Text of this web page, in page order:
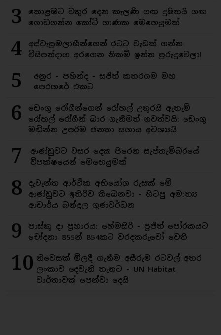
3
කොළඹට වතුර දෙන කැලණි ගඟ දුෂිතයි ගඟ
ගොඩගන්න කෝටි ගාණක මෙහෙයුමක්
4
අස්වැසුමලාභීන්ගෙන් රටට වැඩක් ගන්න
විසිපන්දාහ අරගෙන නිකම් ඉන්න පුරුදුවෙලා!
5
අනුර - පහින්ද - සජිත් කතරගම මහ
පෙරහරේ එකට
6
ඩෙංගු රෝගීන්ගෙන් රෝහල් උතුරයි ඇතැම්
රෝහල් රෝගීන් බාර ගැනීමත් නවත්වයි: ඩෙංගු
මඬින්න උපරිම ජනතා සහාය අවශ්‍යයි
7
ආණ්ඩුවට වසර දෙක පිරෙන සැප්තැම්බරයේ
විපක්ෂයෙන් මෙහෙයුමක්
8
දැවැන්ත ආර්ථික අභියෝග රුසක් මේ
ආණ්ඩුවට ඉතිරිව තිබෙනවා - හිටපු අමාත්‍ය
ආචාර්ය බන්දුල ගුණවර්ධන
9
පාස්කු දා ප්‍රහාරය: හේමසිරි - පූජිත් පෝරකයට
චෝදනා 855න් 854කට වරදකරුවෝ වෙති
10 නිවෙසක් මිලදී ගැනීම අසීරුම රටවල් අතර
ලංකාව දෙවැනි තැනට - UN Habitat
වාර්තාවක් පෙන්වා දෙයි